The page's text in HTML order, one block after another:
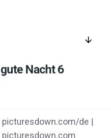
arrow_downward
Nacht 6
de |
picturesdown.com